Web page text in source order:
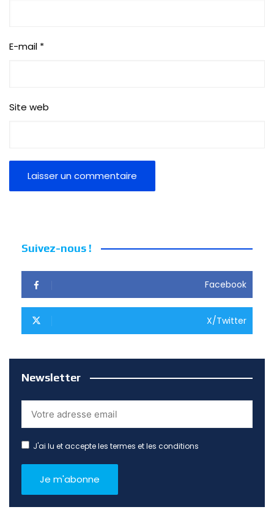
E-mail *
Site web
Suivez-nous !
Facebook
X/Twitter
Newsletter
J'ai lu et accepte les termes et les conditions